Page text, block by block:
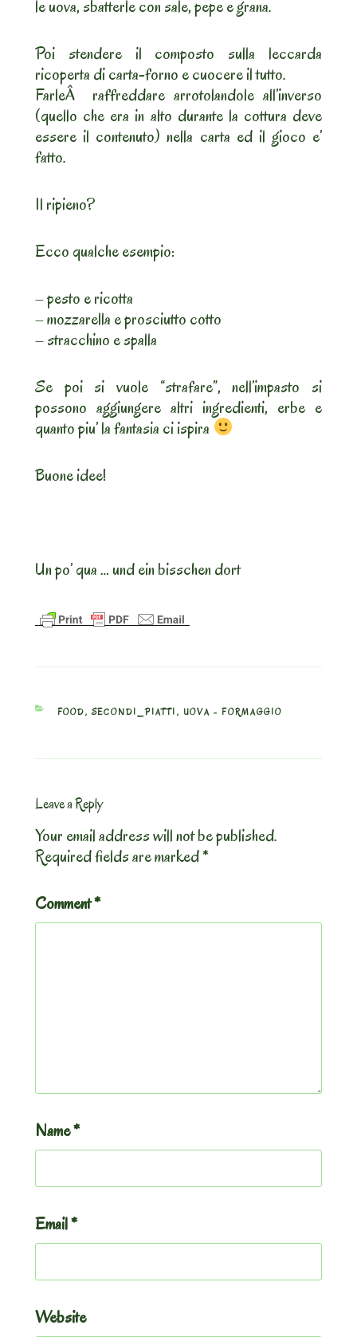
le uova, sbatterle con sale, pepe e grana.
Poi stendere il composto sulla leccarda
ricoperta di carta-forno e cuocere il tutto.
FarleÂ raffreddare arrotolandole all’inverso
(quello che era in alto durante la cottura deve
essere il contenuto) nella carta ed il gioco e’
fatto.
Il ripieno?
Ecco qualche esempio:
– pesto e ricotta
– mozzarella e prosciutto cotto
– stracchino e spalla
Se poi si vuole “strafare”, nell’impasto si
possono aggiungere altri ingredienti, erbe e
quanto piu’ la fantasia ci ispira
Buone idee!
Un po’ qua … und ein bisschen dort
CATEGORIES
FOOD,SECONDI_PIATTI , UOVA - FORMAGGIO
Leave a Reply
Your email address will not be published.
Required fields are marked*
Comment*
Name*
Email*
Website